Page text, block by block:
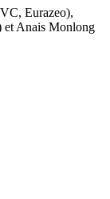
Eurazeo),
et Anais Monlong